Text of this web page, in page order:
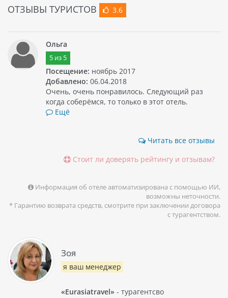
ОТЗЫВЫ ТУРИСТОВ 3.6
Ольга
5из 5
Посещение: ноябрь 2017
Добавлено: 06.04.2018
Очень, очень понравилось. Следующий раз
когда соберёмся, то только в этот отель.
Ещё
Читать все отзывы
Стоит ли доверять рейтингу и отзывам?
Информация об отеле автоматизирована с помощью ИИ,
возможны неточности.
* Гарантию возврата средств, смотрите при заключении договора
с турагентством.
Зоя
я ваш менеджер
«Eurasiatravel» - турагентсво